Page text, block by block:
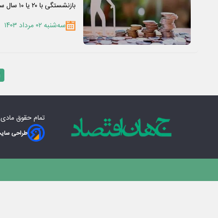
بازنشستگی با ۲۰ یا ۱۰ سال سابقه و…
سه‌شنبه ۰۲ مرداد ۱۴۰۳
تمام حقوق
طراحی